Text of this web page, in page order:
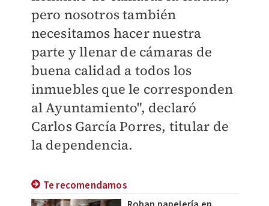
pero nosotros también
necesitamos hacer nuestra
parte y llenar de cámaras de
buena calidad a todos los
inmuebles que le corresponden
al Ayuntamiento", declaró
Carlos García Porres, titular de
la dependencia.
Te recomendamos